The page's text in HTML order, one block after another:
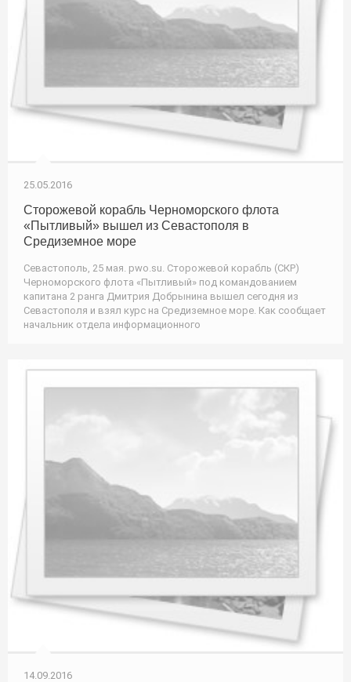
25.05.2016
Сторожевой корабль Черноморского флота
«Пытливый» вышел из Севастополя в
Средиземное море
Севастополь, 25 мая. pwo.su. Сторожевой корабль (СКР)
Черноморского флота «Пытливый» под командованием
капитана 2 ранга Дмитрия Добрынина вышел сегодня из
Севастополя и взял курс на Средиземное море. Как сообщает
начальник отдела информационного
14.09.2016